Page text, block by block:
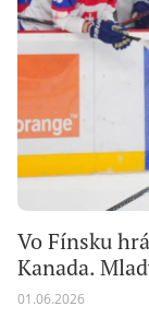
Vo Fínsku
Kanada.
01.06.2026